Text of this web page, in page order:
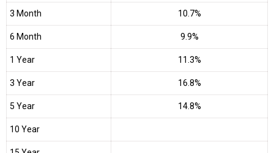
3 Month 10.7%
6 Month 9.9%
1 Year 11.3%
3 Year 16.8%
5 Year 14.8%
10 Year